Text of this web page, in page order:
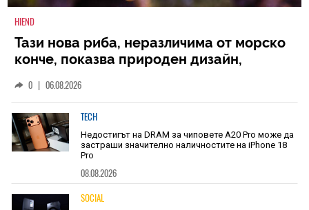
HIEND
Тази нова риба, неразличима от морско
конче, показва природен дизайн,
0 | 06.08.2026
TECH
Недостигът на DRAM за чиповете A20 Pro може да
застраши значително наличностите на iPhone 18
Pro
08.08.2026
SOCIAL